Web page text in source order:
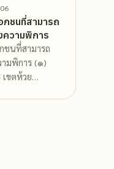
กชนที่สามารถ
ความพิการ
ชนที่สามารถ
ามพิการ (๑)
เขตห้วย…